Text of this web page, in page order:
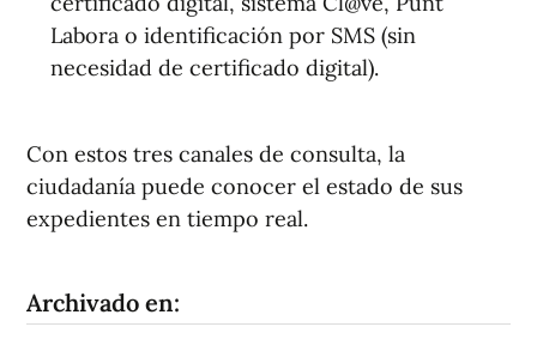
Labora o identificación por SMS (sin
necesidad de certificado digital).
Con estos tres canales de consulta, la
ciudadanía puede conocer el estado de sus
expedientes en tiempo real.
Archivado en: